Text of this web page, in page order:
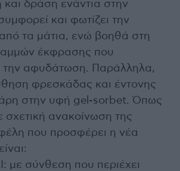
και δράση ενάντια στην
και φωτίζει την
τα μάτια, ενώ βοηθά στη
έκφρασης που
την αφυδάτωση. Παράλληλα,
φρεσκάδας και έντονης
στην υφή gel-sorbet. Όπως
σχετική ανακοίνωση της
που προσφέρει η νέα
με σύνθεση που περιέχει